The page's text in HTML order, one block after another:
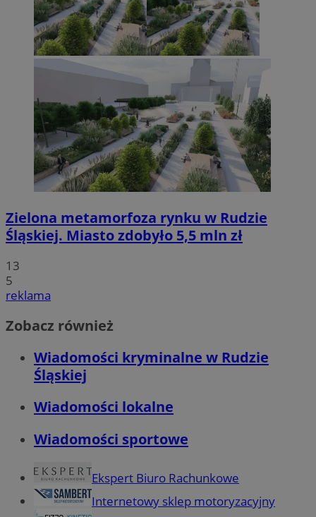
Zielona metamorfoza rynku w Rudzie
Śląskiej. Miasto zdobyło 5,5 mln zł
13
5
reklama
Zobacz również
Wiadomości kryminalne w Rudzie
Śląskiej
Wiadomości lokalne
Wiadomości sportowe
Ekspert Biuro Rachunkowe
Internetowy sklep motoryzacyjny